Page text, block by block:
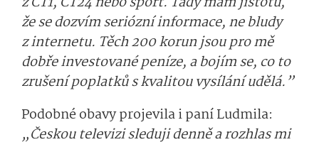
že se dozvím seriózní informace, ne bludy
z internetu. Těch 200 korun jsou pro mě
dobře investované peníze, a bojím se, co to
zrušení poplatků s kvalitou vysílání udělá.”
Podobné obavy projevila i paní Ludmila:
„Českou televizi sleduji denně a rozhlas mi